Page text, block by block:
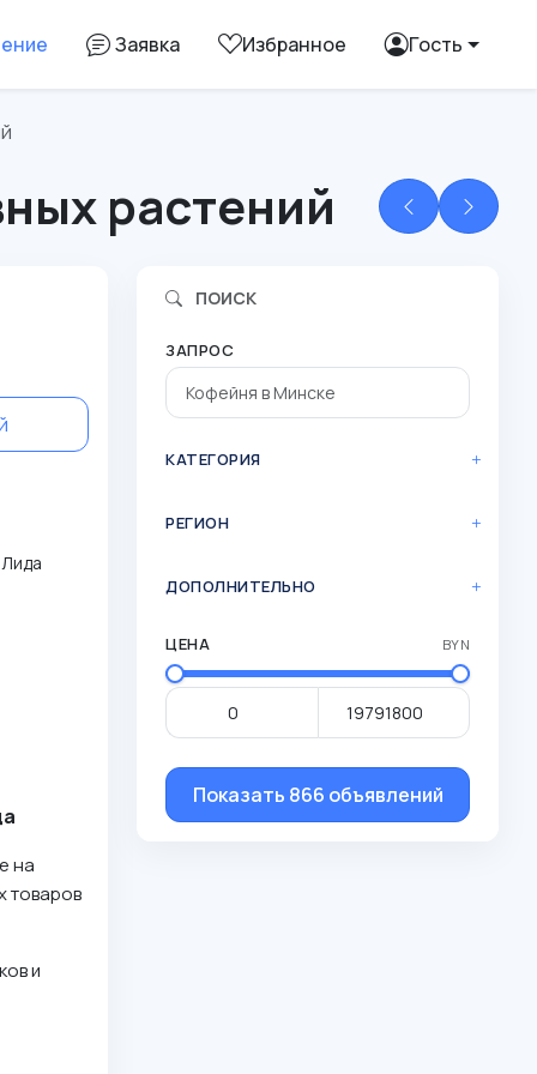
Заявка Избранное Гость
растений
ЗАПРОС
КАТЕГОРИЯ
РЕГИОН
ДОПОЛНИТЕЛЬНО
ЦЕНА BYN
Показать 866 объявлений
ПОИСК
на
товаров
и